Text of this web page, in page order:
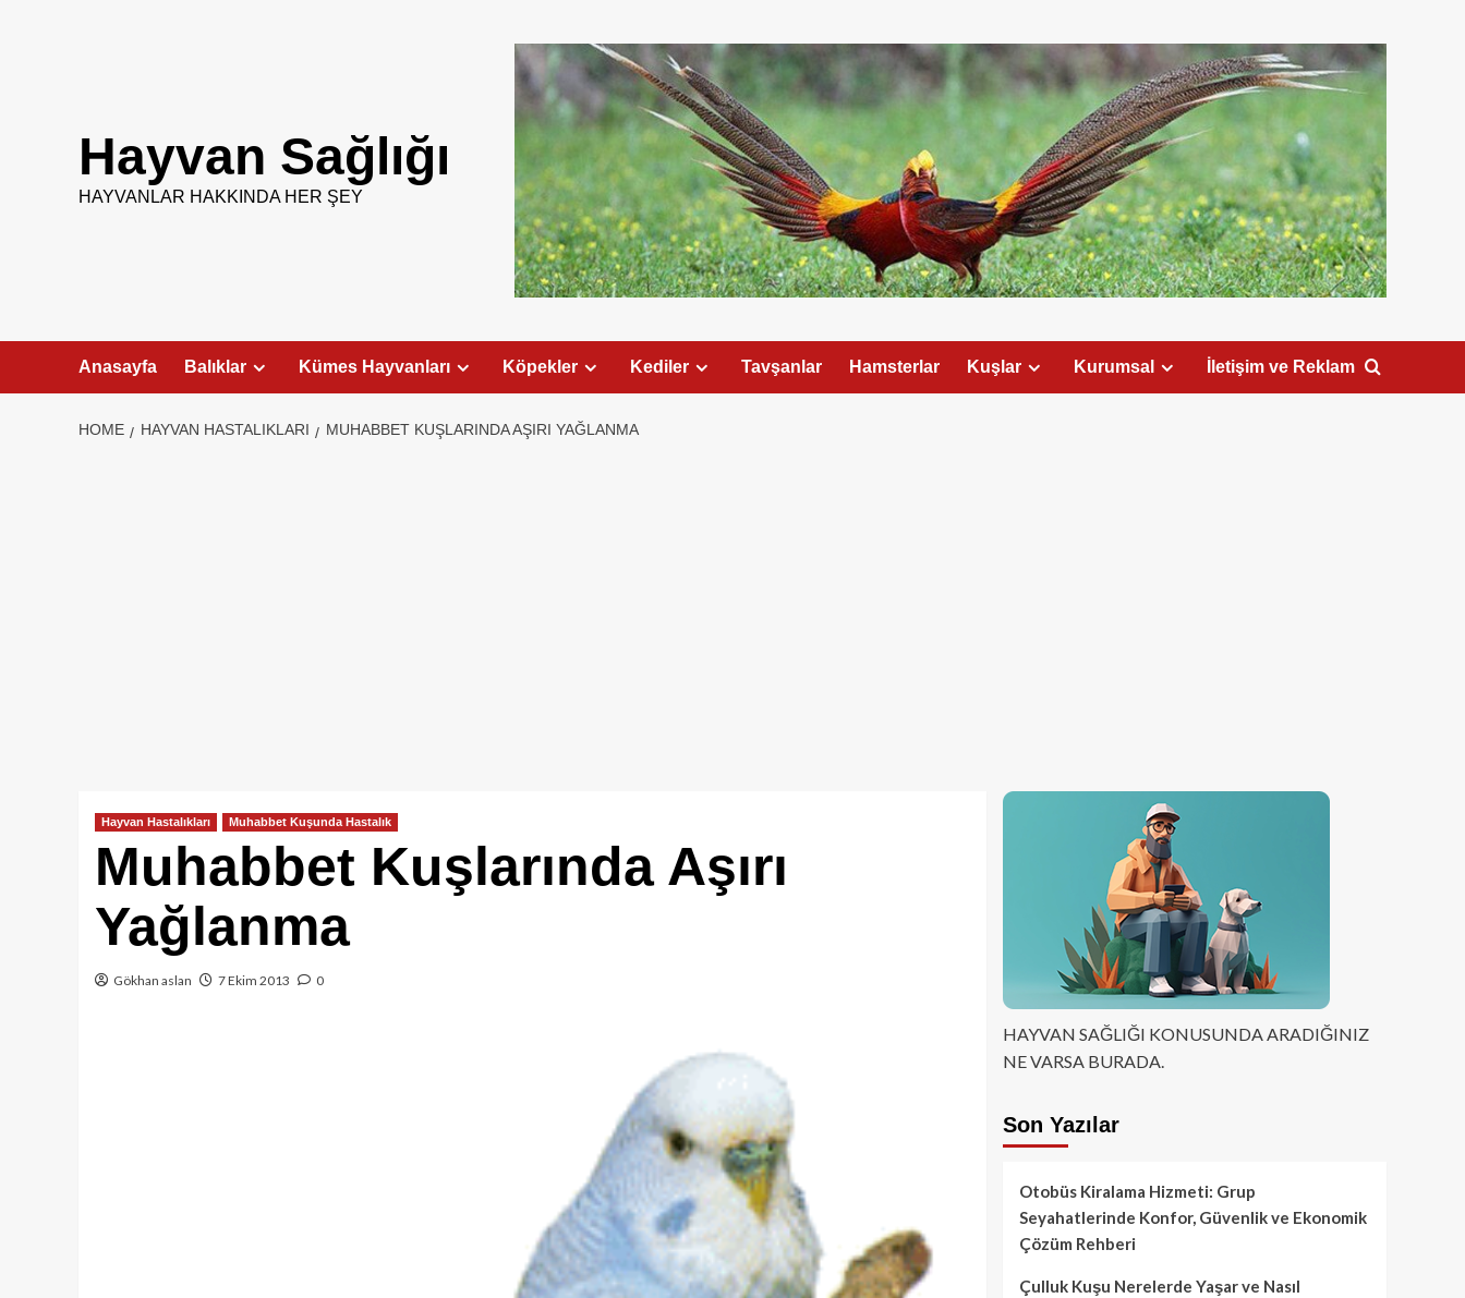
Hayvan Sağlığı
HAYVANLAR HAKKINDA HER ŞEY
Anasayfa Balıklar Kümes Hayvanları Köpekler Kediler Tavşanlar Hamsterlar Kuşlar Kurumsal İletişim ve Reklam
HOME HAYVAN HASTALIKLARI MUHABBET KUŞLARINDA AŞIRI YAĞLANMA
Hayvan Hastalıkları Muhabbet Kuşunda Hastalık
Muhabbet Kuşlarında Aşırı
Yağlanma
Gökhan aslan 7 Ekim 2013 0
HAYVAN SAĞLIĞI KONUSUNDA ARADIĞINIZ
NE VARSA BURADA.
Son Yazılar
Otobüs Kiralama Hizmeti: Grup
Seyahatlerinde Konfor, Güvenlik ve Ekonomik
Çözüm Rehberi
Çulluk Kuşu Nerelerde Yaşar ve Nasıl